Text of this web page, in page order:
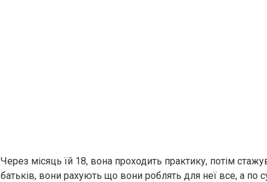
Через місяць їй 18, вона проходить практику, потім
батьків, вони рахують що вони роблять для неї все, а по